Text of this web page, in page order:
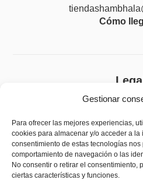
Gestionar
Para ofrecer las mejores experiencias,
cookies para almacenar y/o acceder a la
consentimiento de estas tecnologías nos
comportamiento de navegación o las
No consentir o retirar el consentimiento,
ciertas características y funciones.
Cómo
Aviso
Política de
Política de
Política de